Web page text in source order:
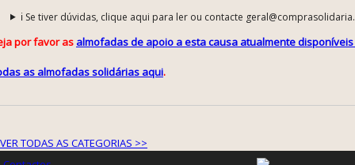
ℹ️ Se tiver dúvidas, clique aqui para ler ou contacte
por favor as almofadas de apoio a esta causa atualmente
as almofadas solidárias aqui.
VER TODAS AS CATEGORIAS >>